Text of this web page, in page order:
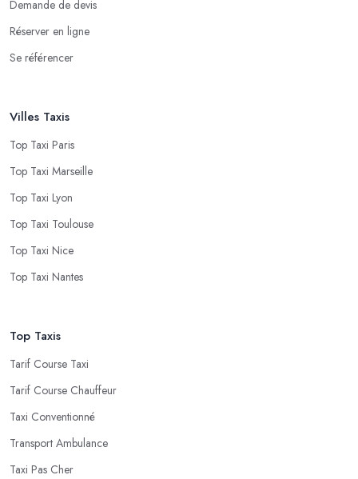
Demande de devis
Réserver en ligne
Se référencer
Villes Taxis
Top Taxi Paris
Top Taxi Marseille
Top Taxi Lyon
Top Taxi Toulouse
Top Taxi Nice
Top Taxi Nantes
Top Taxis
Tarif Course Taxi
Tarif Course Chauffeur
Taxi Conventionné
Transport Ambulance
Taxi Pas Cher